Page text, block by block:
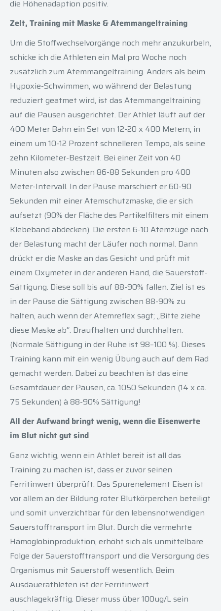
die Höhenadaption positiv.
Zelt, Training mit Maske & Atemmangeltraining
Um die Stoffwechselvorgänge noch mehr anzukurbeln,
schicke ich die Athleten ein Mal pro Woche noch
zusätzlich zum Atemmangeltraining. Anders als beim
Hypoxie-Schwimmen, wo während der Belastung
reduziert geatmet wird, ist das Atemmangeltraining
auf die Pausen ausgerichtet. Der Athlet läuft auf der
400 Meter Bahn ein Set von 12-20 x 400 Metern, in
einem um 10-12 Prozent schnelleren Tempo, als seine
zehn Kilometer-Bestzeit. Bei einer Zeit von 40
Minuten also zwischen 86-88 Sekunden pro 400
Meter-Intervall. In der Pause marschiert er 60-90
Sekunden mit einer Atemschutzmaske, die er sich
aufsetzt (90% der Fläche des Partikelfilters mit einem
Klebeband abdecken). Die ersten 6-10 Atemzüge nach
der Belastung macht der Läufer noch normal. Dann
drückt er die Maske an das Gesicht und prüft mit
einem Oxymeter in der anderen Hand, die Sauerstoff-
Sättigung. Diese soll bis auf 88-90% fallen. Ziel ist es
in der Pause die Sättigung zwischen 88-90% zu
halten, auch wenn der Atemreflex sagt; „Bitte ziehe
diese Maske ab“. Draufhalten und durchhalten.
(Normale Sättigung in der Ruhe ist 98–100 %). Dieses
Training kann mit ein wenig Übung auch auf dem Rad
gemacht werden. Dabei zu beachten ist das eine
Gesamtdauer der Pausen, ca. 1050 Sekunden (14 x ca.
75 Sekunden) à 88-90% Sättigung!
All der Aufwand bringt wenig, wenn die Eisenwerte
im Blut nicht gut sind
Ganz wichtig, wenn ein Athlet bereit ist all das
Training zu machen ist, dass er zuvor seinen
Ferritinwert überprüft. Das Spurenelement Eisen ist
vor allem an der Bildung roter Blutkörperchen beteiligt
und somit unverzichtbar für den lebensnotwendigen
Sauerstofftransport im Blut. Durch die vermehrte
Hämoglobinproduktion, erhöht sich als unmittelbare
Folge der Sauerstofftransport und die Versorgung des
Organismus mit Sauerstoff wesentlich. Beim
Ausdauerathleten ist der Ferritinwert
auschlagekräftig. Dieser muss über 100ug/L sein